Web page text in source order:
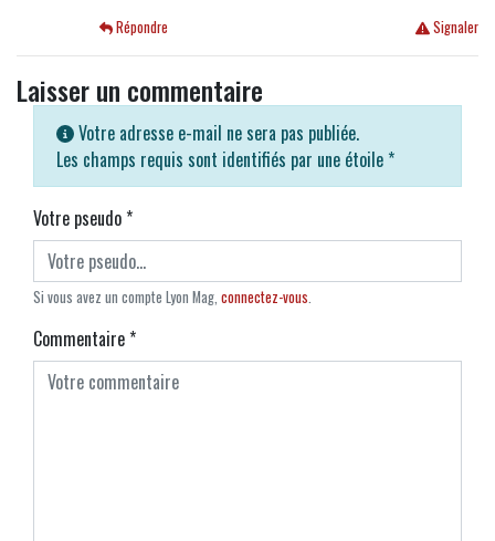
Signaler
Répondre
Laisser un commentaire
Votre adresse e-mail ne sera pas publiée.
Les champs requis sont identifiés par une étoile *
Votre pseudo*
Si vous avez un compte Lyon Mag, connectez-vous.
Commentaire*